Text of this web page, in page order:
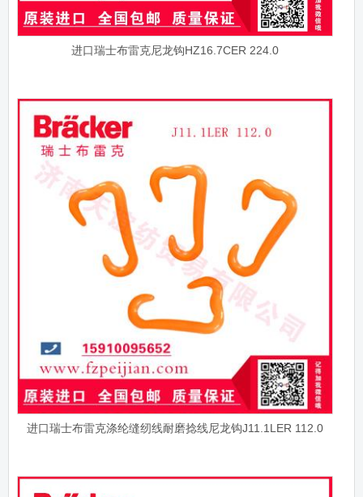
进口瑞士布雷克尼龙钩HZ16.7CER 224.0
进口瑞士布雷克涤纶缝纫线耐磨捻线尼龙钩J11.1LER 112.0